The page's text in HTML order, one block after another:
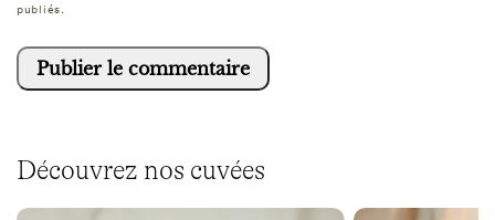
publiés.
Découvrez nos cuvées